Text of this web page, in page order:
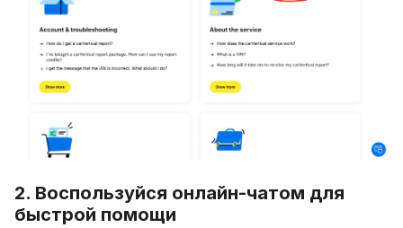
2. Воспользуйся онлайн-чатом для
быстрой помощи